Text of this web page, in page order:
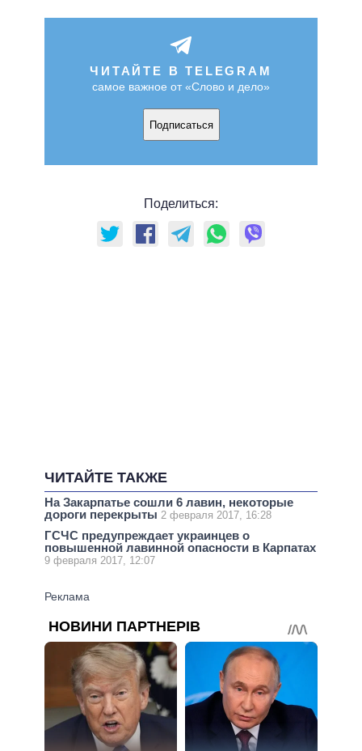
ЧИТАЙТЕ В TELEGRAM
самое важное от «Слово и дело»
Подписаться
Поделиться:
ЧИТАЙТЕ ТАКЖЕ
На Закарпатье сошли 6 лавин, некоторые
дороги перекрыты 2 февраля 2017, 16:28
ГСЧС предупреждает украинцев о
повышенной лавинной опасности в Карпатах
9 февраля 2017, 12:07